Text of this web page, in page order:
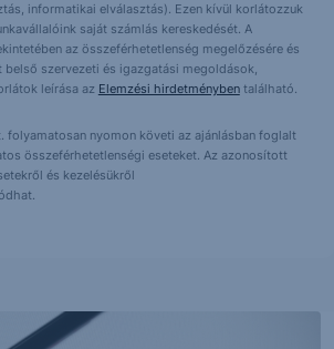
informatikai elválasztás). Ezen kívül korlátozzuk
saját számlás kereskedését. A
az összeférhetetlenség megelőzésére és
belső szervezeti és igazgatási megoldások,
leírása az Elemzési hirdetménybentalálható.
folyamatosan nyomon követi az ajánlásban foglalt
összeférhetetlenségi eseteket. Az azonosított
és kezelésükről